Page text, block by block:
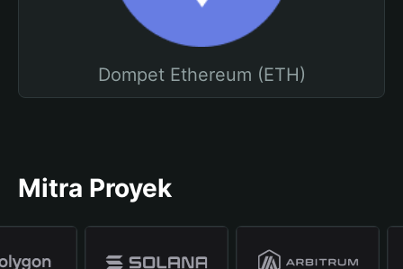
Dompet Ethereum (ETH)
Mitra Proyek